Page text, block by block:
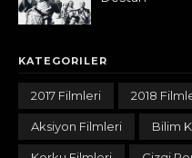
KATEGORILER
2017 Filmleri 2018
Aksiyon Filmleri Bilim